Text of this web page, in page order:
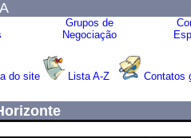
Grupos de
Negociação
do site Lista A-Z Contatos